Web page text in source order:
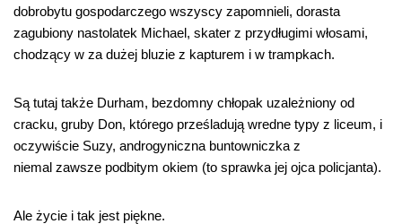
dobrobytu gospodarczego wszyscy zapomnieli, dorasta
zagubiony nastolatek Michael, skater z przydługimi włosami,
chodzący w za dużej bluzie z kapturem i w trampkach.
Są tutaj także Durham, bezdomny chłopak uzależniony od
cracku, gruby Don, którego prześladują wredne typy z liceum, i
oczywiście Suzy, androgyniczna buntowniczka z
niemal zawsze podbitym okiem (to sprawka jej ojca policjanta).
Ale życie i tak jest piękne.